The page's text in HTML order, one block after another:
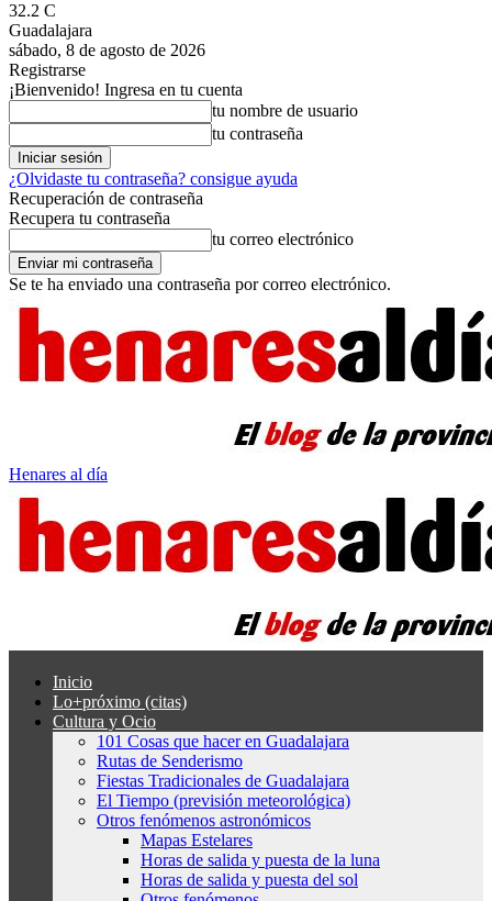
32.2 C
Guadalajara
sábado, 8 de agosto de 2026
Registrarse
¡Bienvenido! Ingresa en tu cuenta
tu nombre de usuario
tu contraseña
¿Olvidaste tu contraseña? consigue ayuda
Recuperación de contraseña
Recupera tu contraseña
tu correo electrónico
Se te ha enviado una contraseña por correo electrónico.
Henares al día
Inicio
Lo+próximo (citas)
Cultura y Ocio
101 Cosas que hacer en Guadalajara
Rutas de Senderismo
Fiestas Tradicionales de Guadalajara
El Tiempo (previsión meteorológica)
Otros fenómenos astronómicos
Mapas Estelares
Horas de salida y puesta de la luna
Horas de salida y puesta del sol